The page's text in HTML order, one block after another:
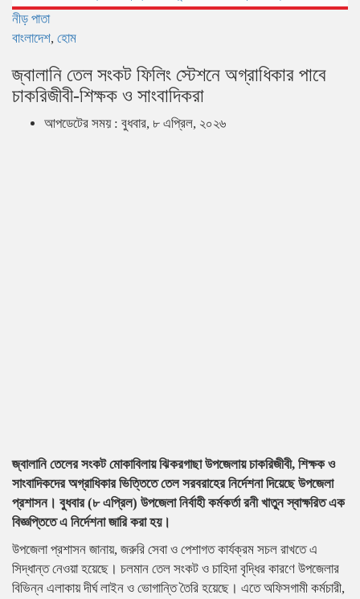
নীড় পাতা
বাংলাদেশ, হোম
জ্বালানি তেল সংকট ফিলিং স্টেশনে অগ্রাধিকার পাবে
চাকরিজীবী-শিক্ষক ও সাংবাদিকরা
আপডেটের সময় : বুধবার, ৮ এপ্রিল, ২০২৬
জ্বালানি তেলের সংকট মোকাবিলায় ঝিকরগাছা উপজেলায় চাকরিজীবী, শিক্ষক ও
সাংবাদিকদের অগ্রাধিকার ভিত্তিতে তেল সরবরাহের নির্দেশনা দিয়েছে উপজেলা
প্রশাসন। বুধবার (৮ এপ্রিল) উপজেলা নির্বাহী কর্মকর্তা রনী খাতুন স্বাক্ষরিত এক
বিজ্ঞপ্তিতে এ নির্দেশনা জারি করা হয়।
উপজেলা প্রশাসন জানায়, জরুরি সেবা ও পেশাগত কার্যক্রম সচল রাখতে এ
সিদ্ধান্ত নেওয়া হয়েছে। চলমান তেল সংকট ও চাহিদা বৃদ্ধির কারণে উপজেলার
বিভিন্ন এলাকায় দীর্ঘ লাইন ও ভোগান্তি তৈরি হয়েছে। এতে অফিসগামী কর্মচারী,